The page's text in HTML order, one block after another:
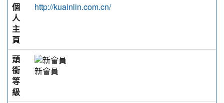
個
人
主
頁
http://kuainlin.com.cn/
頭
銜
等
級
新會員